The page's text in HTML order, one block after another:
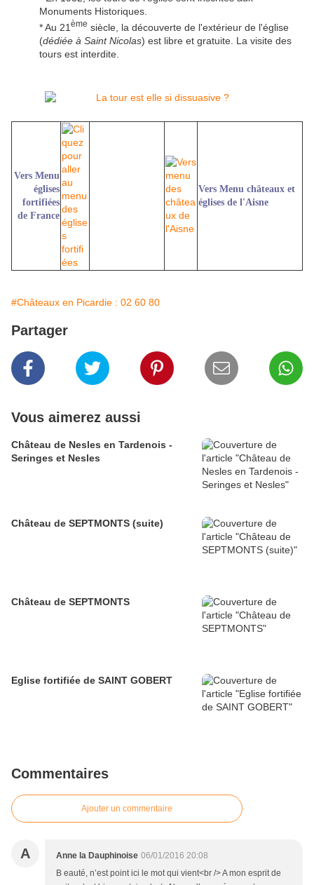
Monuments Historiques.
* Au 21 ème siècle, la découverte de l'extérieur de l'église
(dédiée à Saint Nicolas) est libre et gratuite. La visite des
tours est interdite.
Vers Menu
églises
fortifiées
de France
Vers Menu châteaux et
églises de l'Aisne
#Châteaux en Picardie : 02 60 80
Partager
Vous aimerez aussi
Château de Nesles en Tardenois -
Seringes et Nesles
Château de SEPTMONTS (suite)
Château de SEPTMONTS
Eglise fortifiée de SAINT GOBERT
Commentaires
Ajouter un commentaire
A Anne la Dauphinoise 06/01/2016 20:08
B eauté, n’est point ici le mot qui vient<br /> A mon esprit de